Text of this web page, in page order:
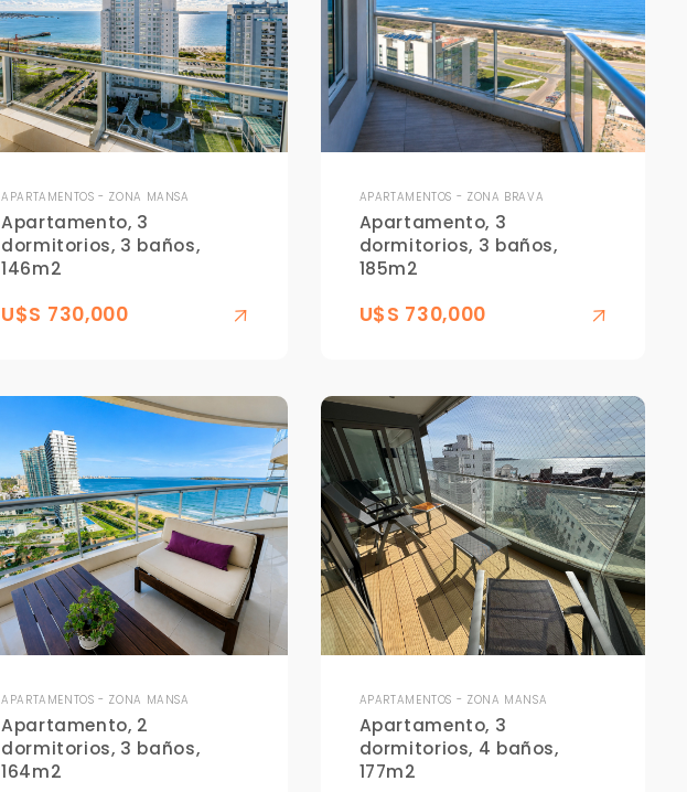
APARTAMENTOS - ZONA MANSA
Apartamento, 3
dormitorios, 3 baños,
146m2
U$S 730,000
APARTAMENTOS - ZONA BRAVA
Apartamento, 3
dormitorios, 3 baños,
185m2
U$S 730,000
APARTAMENTOS - ZONA MANSA
Apartamento, 2
dormitorios, 3 baños,
164m2
APARTAMENTOS - ZONA MANSA
Apartamento, 3
dormitorios, 4 baños,
177m2